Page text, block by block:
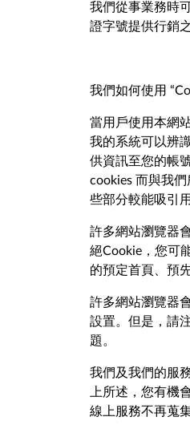
我們從事業務時
證字號提供行銷之
我們如何使用
當用戶使用本網
我的系統可以辨
供資訊至您的帳
cookies 而與我
些部分較能吸引
許多網站瀏覽器
絕Cookie，您可
的預定首頁、預
許多網站瀏覽器
設置。但是，請
題。
我們及我們的服
上所述，您有機
線上服務不再蒐